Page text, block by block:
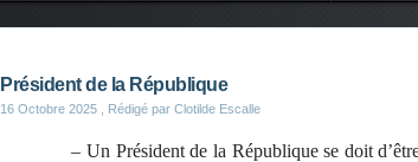
Président de la République
16 Octobre 2025 , Rédigé par Clotilde Escalle
‒ Un Président de la République se doit